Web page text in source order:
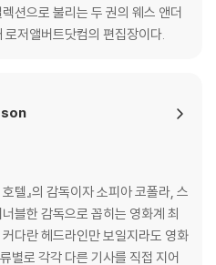
터뷰
션으로 불리는 두 권의 웨스 앤더
저앨버트닷컴의 편집장이다.
텔』의 감독이자 소피아 코폴라, 스
블한 감독으로 꼽히는 영화계 최
다란 헤드라인만 보일지라도 영화
별로 각각 다른 기사를 직접 지어